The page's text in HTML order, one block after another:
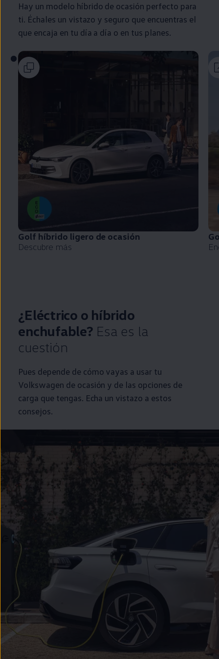
Hay un modelo híbrido de ocasión perfecto para
ti. Échales un vistazo y seguro que encuentras el
que encaja en tu día a día o en tus planes.
Golf híbrido ligero de ocasión
Descubre más
¿Eléctrico o híbrido
enchufable? Esa es la
cuestión
Pues depende de cómo vayas a usar tu
Volkswagen de ocasión y de las opciones de
carga que tengas. Echa un vistazo a estos
consejos.